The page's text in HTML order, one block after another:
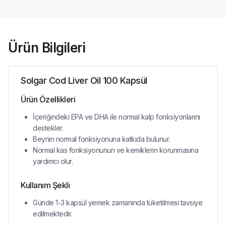
Ürün Bilgileri
Solgar Cod Liver Oil 100 Kapsül
Ürün Özellikleri
İçeriğindeki EPA ve DHA ile normal kalp fonksiyonlarını
destekler.
Beynin normal fonksiyonuna katkıda bulunur.
Normal kas fonksiyonunun ve kemiklerin korunmasına
yardımcı olur.
Kullanım Şekli
Günde 1-3 kapsül yemek zamanında tüketilmesi tavsiye
edilmektedir.